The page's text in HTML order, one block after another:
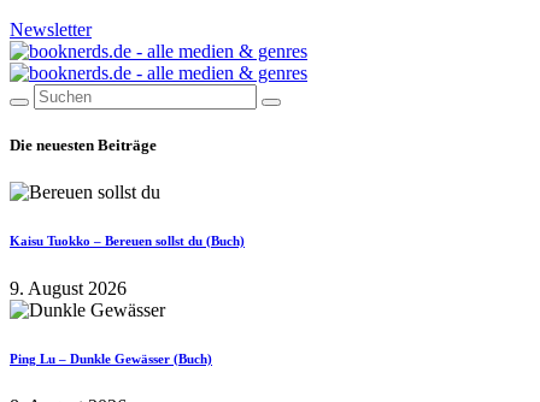
Newsletter
Die neuesten Beiträge
Kaisu Tuokko – Bereuen sollst du (Buch)
9. August 2026
Ping Lu – Dunkle Gewässer (Buch)